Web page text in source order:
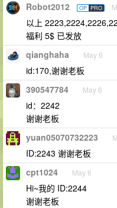
Robot2012 OP PRO
以上
福利 5$ 已发放
qianghaha May 6
id:170,谢谢老板
390547784 May 6
id：2242
谢谢老板
yuan05070732223
ID:2243 谢谢老板
cpt1024 May 6
Hi~我的 ID:2244
谢谢老板